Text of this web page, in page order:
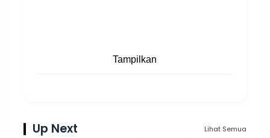
Tampilkan
Up Next Lihat Semua